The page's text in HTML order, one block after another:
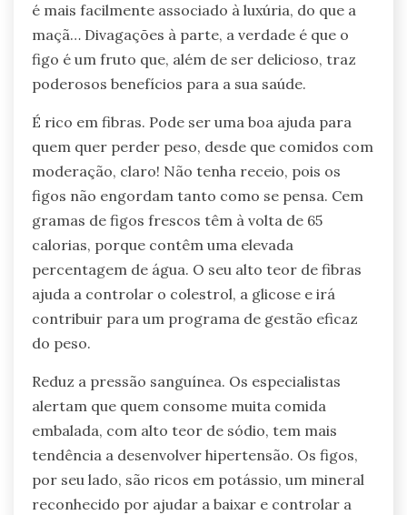
é mais facilmente associado à luxúria, do que a
maçã… Divagações à parte, a verdade é que o
figo é um fruto que, além de ser delicioso, traz
poderosos benefícios para a sua saúde.
É rico em fibras. Pode ser uma boa ajuda para
quem quer perder peso, desde que comidos com
moderação, claro! Não tenha receio, pois os
figos não engordam tanto como se pensa. Cem
gramas de figos frescos têm à volta de 65
calorias, porque contêm uma elevada
percentagem de água. O seu alto teor de fibras
ajuda a controlar o colestrol, a glicose e irá
contribuir para um programa de gestão eficaz
do peso.
Reduz a pressão sanguínea. Os especialistas
alertam que quem consome muita comida
embalada, com alto teor de sódio, tem mais
tendência a desenvolver hipertensão. Os figos,
por seu lado, são ricos em potássio, um mineral
reconhecido por ajudar a baixar e controlar a